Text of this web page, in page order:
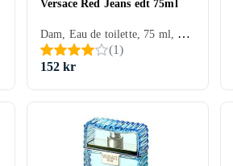
Versace Red Jeans edt 75ml
Dam, Eau de toilette, 75 ml, Mysk, Cederträ, Sandelträ, Cashmereträ, Tonkabönor, Lotus, Viol, Lilja, Lavendel, Fresia, Ros, Enbär, Bergamott, Liljekonvalj, Vetiver, Pion, Salvia, Trä, Gardenia, Nejlika, Aprikos, Galbanum, Gran, Patchouli, Heliotrop, Vinbär, Läder, Ylang Ylang, Syrén, Jasmin, Näckros, Vanilj, Ambra, Svarta vinbär, Persika, Plommon, Muskot, Iris, Geranium
(1)
152 kr